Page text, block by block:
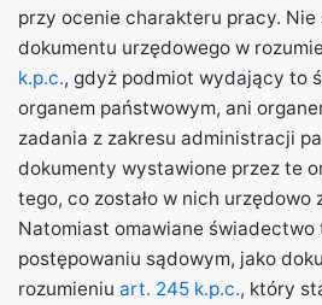
przy ocenie charakteru pracy. Nie
dokumentu urzędowego w
k.p.c., gdyż podmiot wydający to
organem państwowym, ani
zadania z zakresu administracji
dokumenty wystawione przez te
tego, co zostało w nich urzędowo
Natomiast omawiane świadectwo
postępowaniu sądowym, jako
rozumieniu art. 245 k.p.c., który